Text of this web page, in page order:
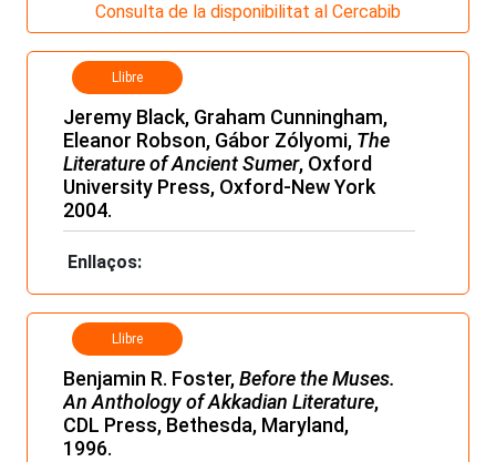
Consulta de la disponibilitat al Cercabib
Llibre
Jeremy Black, Graham Cunningham,
Eleanor Robson, Gábor Zólyomi, The
Literature of Ancient Sumer, Oxford
University Press, Oxford-New York
2004.
Enllaços:
Llibre
Benjamin R. Foster,Before the Muses.
An Anthology of Akkadian Literature,
CDL Press, Bethesda, Maryland,
1996.